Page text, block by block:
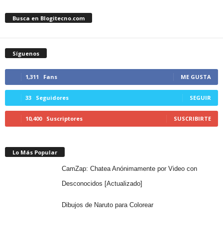
Busca en Blogitecno.com
Síguenos
1,311 Fans ME GUSTA
33 Seguidores SEGUIR
10,400 Suscriptores SUSCRIBIRTE
Lo Más Popular
CamZap: Chatea Anónimamente por Video con
Desconocidos [Actualizado]
Dibujos de Naruto para Colorear